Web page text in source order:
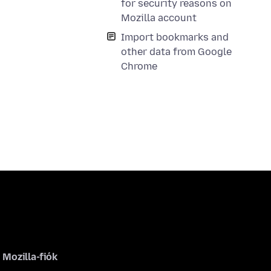
for security reasons on
Mozilla account
Import bookmarks and
other data from Google
Chrome
Mozilla-fiók